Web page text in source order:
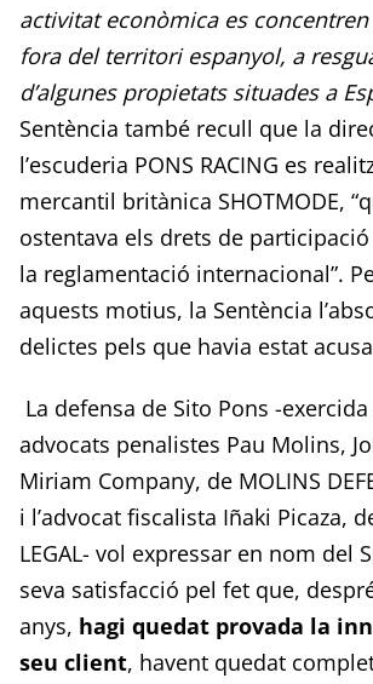
activitat econòmica es
fora del territori espanyol, a
d’algunes propietats situades a
Sentència també recull que la
l’escuderia PONS RACING es
mercantil britànica SHOTMODE,
ostentava els drets de
la reglamentació internacional”.
aquests motius, la Sentència
delictes pels que havia estat
La defensa de Sito Pons -
advocats penalistes Pau Molins,
Miriam Company, de MOLINS
i l’advocat fiscalista Iñaki Picaza,
LEGAL- vol expressar en nom del
seva satisfacció pel fet que,
anys, hagi quedat provada la
seu client, havent quedat